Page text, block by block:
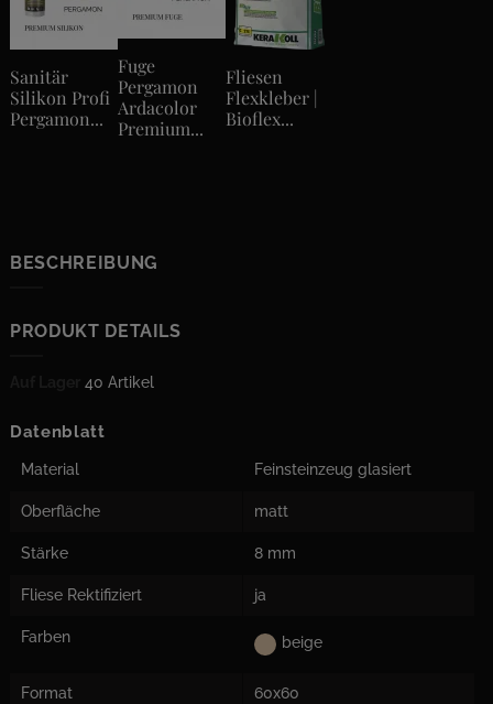
Sanitär
Silikon Profi
Pergamon...
Fuge
Pergamon
Ardacolor
Premium...
Fliesen
Flexkleber |
Bioflex...
BESCHREIBUNG
PRODUKT DETAILS
40 Artikel
Datenblatt
Material Feinsteinzeug glasiert
Oberfläche matt
Stärke 8 mm
Fliese Rektifiziert ja
Farben beige
Format 60x60